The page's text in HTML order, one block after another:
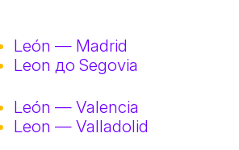
León — Madrid
Leon до Segovia
León — Valencia
Leon — Valladolid